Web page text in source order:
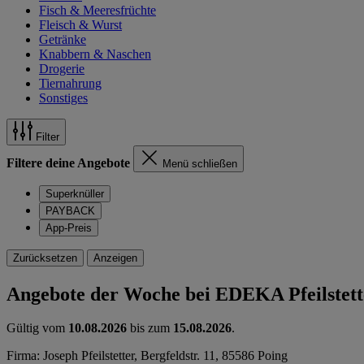
Fisch & Meeresfrüchte
Fleisch & Wurst
Getränke
Knabbern & Naschen
Drogerie
Tiernahrung
Sonstiges
Filter
Filtere deine Angebote Menü schließen
Superknüller
PAYBACK
App-Preis
Zurücksetzen Anzeigen
Angebote der Woche bei EDEKA
Gültig vom 10.08.2026 bis zum 15.08.2026.
Firma: Joseph Pfeilstetter, Bergfeldstr. 11, 85586 Poing